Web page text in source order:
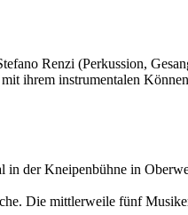
Renzi (Perkussion,
ihrem instrumentalen
in der Kneipenbühne in
Die mittlerweile fünf